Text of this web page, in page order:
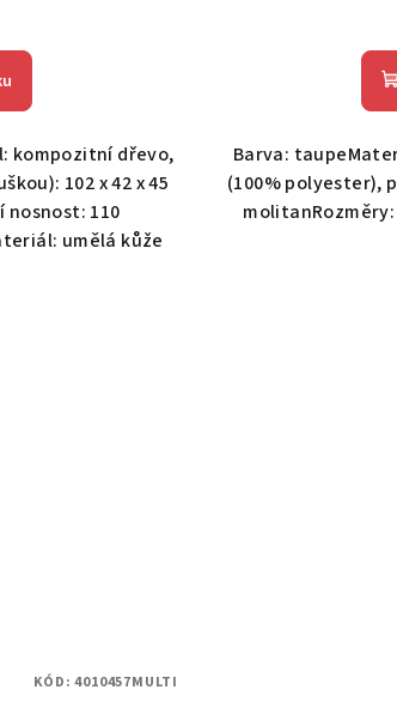
kompozitní dřevo,
102 x 42 x 45
nosnost: 110
umělá kůže
Barva:
(100% polyester),
molitanRozměry:
KÓD:4010457MULTI